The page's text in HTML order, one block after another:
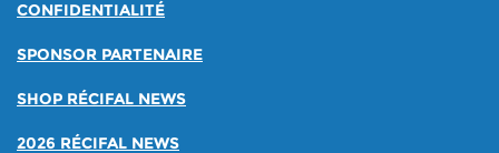
CONFIDENTIALITÉ
SPONSOR PARTENAIRE
SHOP RÉCIFAL NEWS
2026 RÉCIFAL NEWS